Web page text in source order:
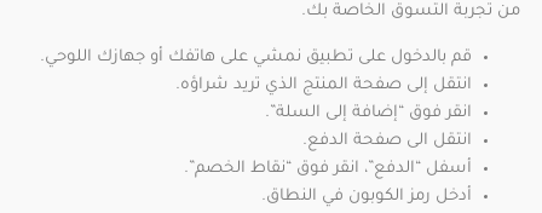
من تجربة التسوق الخاصة بك.
قم بالدخول على تطبيق نمشي على هاتفك أو جهازك اللوحي.
انتقل إلى صفحة المنتج الذي تريد شراؤه.
انقر فوق “إضافة إلى السلة”.
انتقل الى صفحة الدفع.
أسفل “الدفع”، انقر فوق “نقاط الخصم”.
أدخل رمز الكوبون في النطاق.